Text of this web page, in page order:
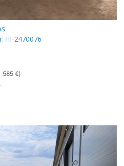
HI-2470076
585 €)